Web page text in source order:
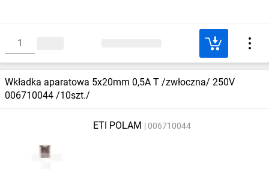
Wkładka aparatowa 5x20mm 0,5A T /zwłoczna/ 250V
006710044 /10szt./
ETI POLAM 006710044